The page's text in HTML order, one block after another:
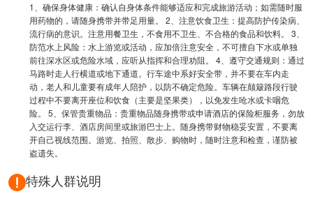
1、确保身体健康：确认自身体条件能够适应和完成旅游活动；如需随时服
用药物的，请随身携带并带足用量。 2、注意饮食卫生：提高防护传染病、
流行病的意识。注意用餐卫生，不食用不卫生、不合格的食品和饮料。 3、
防范水上风险：水上游览或活动，应加倍注意安全，不可擅自下水或单独
前往深水区或危险水域，应听从指挥和合理劝阻。 4、遵守交通规则：通过
马路时走人行横道或地下通道。行车途中系好安全带，并不要在车内走
动，老人和儿童要有成年人陪护，以防不确定危险。车辆在颠簸路段行驶
过程中不要离开座位和饮食（主要是坚果类），以免发生呛水或卡咽危
险。 5、保管贵重物品：贵重物品随身携带或申请酒店的保险柜服务，勿放
入交运行李、酒店房间里或旅游巴士上。随身携带财物稳妥安置，不要离
开自己视线范围。游览、拍照、散步、购物时，随时注意和检查，谨防被
盗遗失。
特殊人群说明